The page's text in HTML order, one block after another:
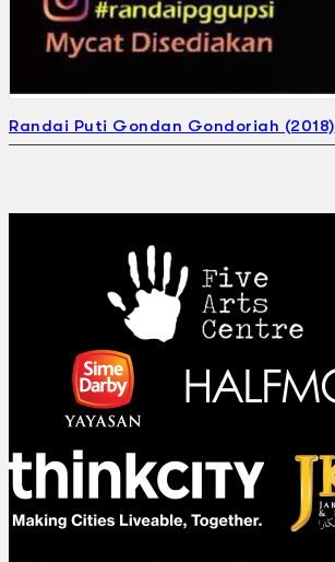
Randai Puti Gondan Gondoriah (2018)